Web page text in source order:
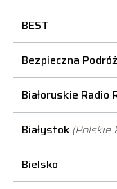
BEST
Bezpieczna Podróż
Białoruskie Radio
Białystok (Polskie
Bielsko